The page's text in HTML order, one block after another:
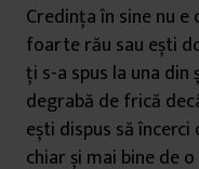
Credința în sine nu
foarte rău sau ești
ți s-a spus la una
degrabă de frică
ești dispus să
chiar și mai bine de